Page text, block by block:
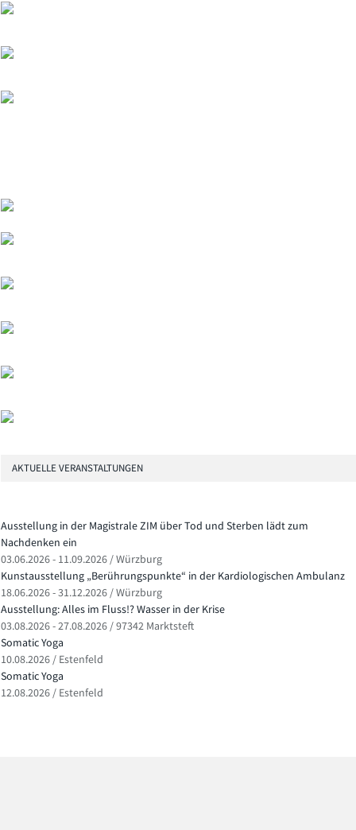
AKTUELLE VERANSTALTUNGEN
Ausstellung in der Magistrale ZIM über Tod und Sterben lädt zum
Nachdenken ein
03.06.2026 - 11.09.2026 / Würzburg
Kunstausstellung „Berührungspunkte“ in der Kardiologischen Ambulanz
18.06.2026 - 31.12.2026 / Würzburg
Ausstellung: Alles im Fluss!? Wasser in der Krise
03.08.2026 - 27.08.2026 / 97342 Marktsteft
Somatic Yoga
10.08.2026 / Estenfeld
Somatic Yoga
12.08.2026 / Estenfeld